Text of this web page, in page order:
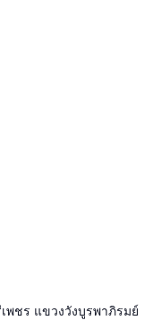
พชร แขวงวังบูรพาภิรมย์